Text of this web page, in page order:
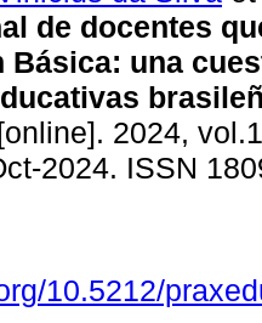
de docentes
Básica: una
2024,
2024. ISSN
10.5212/